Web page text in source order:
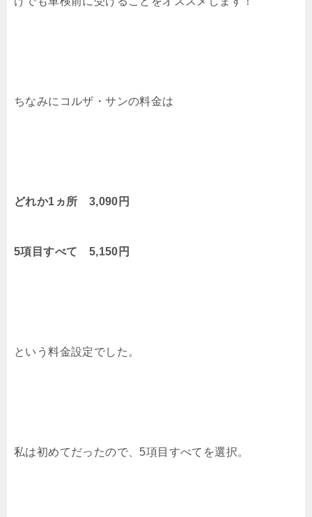
ちなみにコルザ・サンの料金は
どれか1ヵ所 3,090円
5項目すべて 5,150円
という料金設定でした。
私は初めてだったので、5項目すべてを選択。